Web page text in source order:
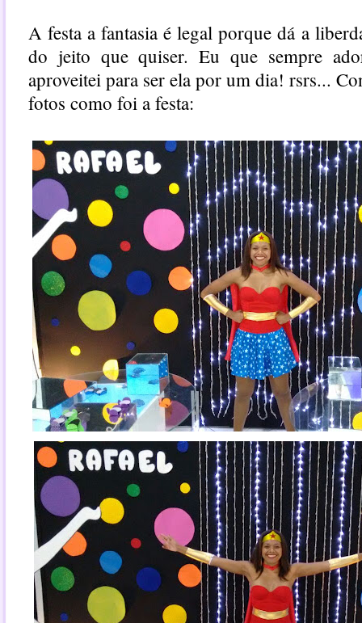
A festa a fantasia é legal porque dá a
do jeito que quiser. Eu que sempre
aproveitei para ser ela por um dia! rsrs...
fotos como foi a festa: